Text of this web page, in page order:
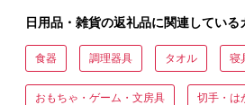
日用品・雑貨の返礼品に関連している
食器 調理器具 タオル 寝
おもちゃ・ゲーム・文房具 切手・は